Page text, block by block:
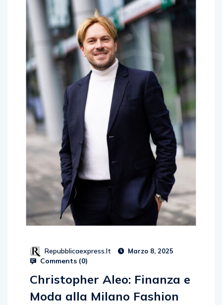
Repubblicaexpress.it Marzo 8, 2025
Comments (0)
Christopher Aleo: Finanza e
Moda alla Milano Fashion